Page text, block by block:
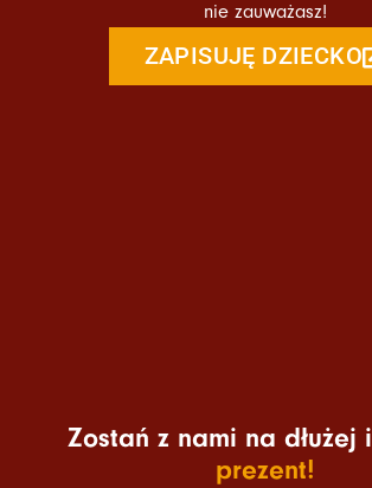
nie zauważasz!
ZAPISUJĘ DZIECKO
Zostań z nami na dłużej i
prezent!